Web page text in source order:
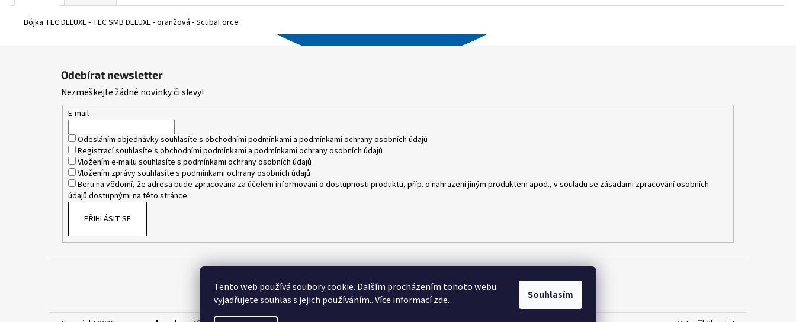
Tento web používá soubory cookie. Dalším procházením tohoto webu
vyjadřujete souhlas s jejich používáním.. Více informacízde. Souhlasím
Bójka TEC DELUXE - TEC SMB DELUXE - oranžová - ScubaForce
Odebírat newsletter
Nezmeškejte žádné novinky či slevy!
E-mail
Odesláním objednávky souhlasíte s obchodními podmínkami a podmínkami ochrany osobních údajů
Registrací souhlasíte s obchodními podmínkami a podmínkami ochrany osobních údajů
Vložením e-mailu souhlasíte s podmínkami ochrany osobních údajů
Vložením zprávy souhlasíte s podmínkami ochrany osobních údajů
Beru na vědomí, že adresa bude zpracována za účelem informování o dostupnosti produktu, příp. o nahrazení jiným produktem apod., v souladu se zásadami zpracování osobních
údajů dostupnými na této stránce.
PŘIHLÁSIT SE